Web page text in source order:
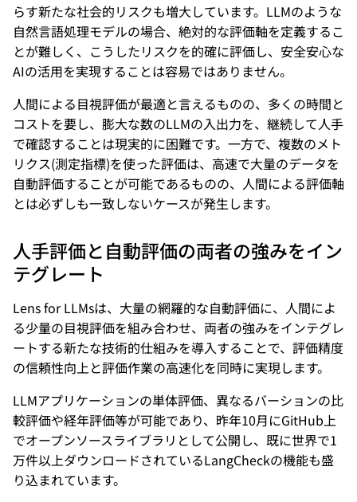
らす新たな社会的リスクも増大しています。LLMのような
自然言語処理モデルの場合、絶対的な評価軸を定義するこ
とが難しく、こうしたリスクを的確に評価し、安全安心な
AIの活用を実現することは容易ではありません。
人間による目視評価が最適と言えるものの、多くの時間と
コストを要し、膨大な数のLLMの入出力を、継続して人手
で確認することは現実的に困難です。一方で、複数のメト
リクス(測定指標)を使った評価は、高速で大量のデータを
自動評価することが可能であるものの、人間による評価軸
とは必ずしも一致しないケースが発生します。
人手評価と自動評価の両者の強みをイン
テグレート
Lens for LLMsは、大量の網羅的な自動評価に、人間によ
る少量の目視評価を組み合わせ、両者の強みをインテグレ
ートする新たな技術的仕組みを導入することで、評価精度
の信頼性向上と評価作業の高速化を同時に実現します。
LLMアプリケーションの単体評価、異なるバーションの比
較評価や経年評価等が可能であり、昨年10月にGitHub上
でオープンソースライブラリとして公開し、既に世界で1
万件以上ダウンロードされているLangCheckの機能も盛
り込まれています。